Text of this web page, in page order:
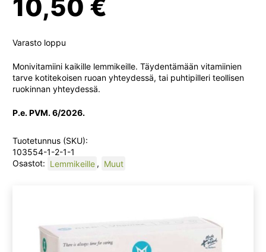
10,50 €
Varasto loppu
Monivitamiini kaikille lemmikeille. Täydentämään vitamiinien
tarve kotitekoisen ruoan yhteydessä, tai puhtipilleri teollisen
ruokinnan yhteydessä.
P.e. PVM. 6/2026.
Tuotetunnus (SKU):
103554-1-2-1-1
Osastot: Lemmikeille , Muut